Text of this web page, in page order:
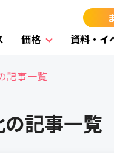
価格 資料・イ
記事一覧
記事一覧